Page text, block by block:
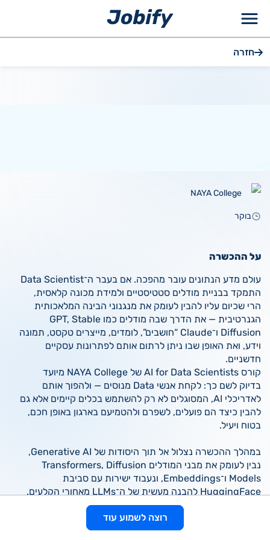
לתוכןחזרה
NAYA College
בוקר
על ההכשרה
עולם מדע הנתונים עובר מהפכה. אם בעבר ה־Data Scientist
התמקד בבניית מודלים סטטיסטיים ולמידת מכונה קלאסית,
הרי שכיום עליו להבין לעומק את מנגנוני הבינה המלאכותית
הגנרטיבית — את הדרך שבה מודלים כמו GPT, Stable
Diffusion ו־Claude “חושבים”, לומדים, מייצרים טקסט, תמונה
וידע, ואת האופן שבו ניתן לרתום אותם לפתרונות עסקיים
חדשניים.
קורס AI for Data Scientists של NAYA College מיועד
בדיוק לשם כך: לקחת אנשי Data מנוסים — ולהפוך אותם
לאדריכלי AI, המסוגלים לא רק להשתמש בכלים קיימים אלא גם
להבין כיצד הם פועלים, לשפרם ולהטמיעם בארגון באופן חכם,
בטוח ויעיל.
במהלך ההכשרה נצלול אל תוך היסודות של Generative AI,
נבין לעומק את מבני המודלים Transformers, Diffusion
Models ו־Embeddings, ונעבוד ישירות עם סביבת
HuggingFace להבנה מעשית של ה־LLMs מאחורי הקלעים.
נלמד לפתח ולחבר מודלים לסביבות עסקיות אמיתיות בעזרת
LangChain, LlamaIndex ו־RAG (Retrieval-Augmented
Generation), ונעמיק ביכולות של Prompt Engineering,
רוצה לשמוע עוד